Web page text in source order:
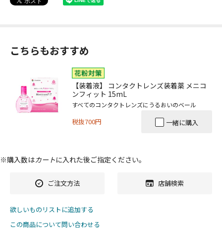
こちらもおすすめ
【装着液】 コンタクトレンズ装着薬 メニコ
ンフィット 15mL
すべてのコンタクトレンズにうるおいのベール
税抜700円 一緒に購入
※購入数はカートに入れた後ご指定ください。
ご注文方法 店舗検索
欲しいものリストに追加する
この商品について問い合わせる